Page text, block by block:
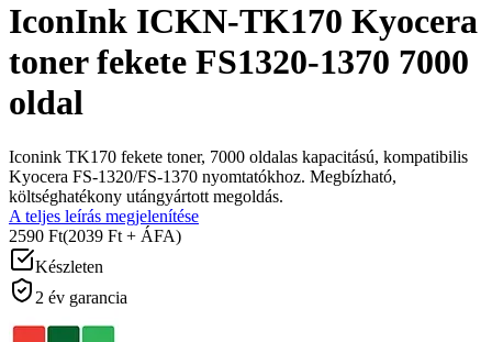
IconInk ICKN-TK170 Kyocera
toner fekete FS1320-1370 7000
oldal
Iconink TK170 fekete toner, 7000 oldalas kapacitású, kompatibilis
Kyocera FS-1320/FS-1370 nyomtatókhoz. Megbízható,
költséghatékony utángyártott megoldás.
A teljes leírás megjelenítése
2590 Ft(2039 Ft + ÁFA)
Készleten
2 év garancia